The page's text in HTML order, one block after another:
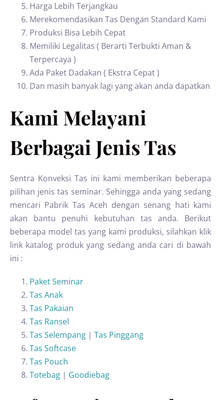
Harga Lebih Terjangkau
Merekomendasikan Tas Dengan Standard Kami
Produksi Bisa Lebih Cepat
Memiliki Legalitas ( Berarti Terbukti Aman &
Terpercaya )
Ada Paket Dadakan ( Ekstra Cepat )
Dan masih banyak lagi yang akan anda dapatkan
Kami Melayani
Berbagai Jenis Tas
Sentra Konveksi Tas ini kami memberikan beberapa
pilihan jenis tas seminar. Sehingga anda yang sedang
mencari Pabrik Tas Aceh dengan senang hati kami
akan bantu penuhi kebutuhan tas anda. Berikut
beberapa model tas yang kami produksi, silahkan klik
link katalog produk yang sedang anda cari di bawah
ini :
Paket Seminar
Tas Anak
Tas Pakaian
Tas Ransel
Tas Selempang | Tas Pinggang
Tas Softcase
Tas Pouch
Totebag | Goodiebag